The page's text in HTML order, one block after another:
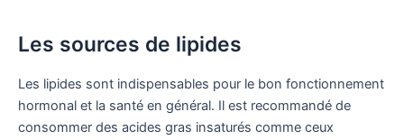
Les sources de lipides
Les lipides sont indispensables pour le bon fonctionnement
hormonal et la santé en général. Il est recommandé de
consommer des acides gras insaturés comme ceux